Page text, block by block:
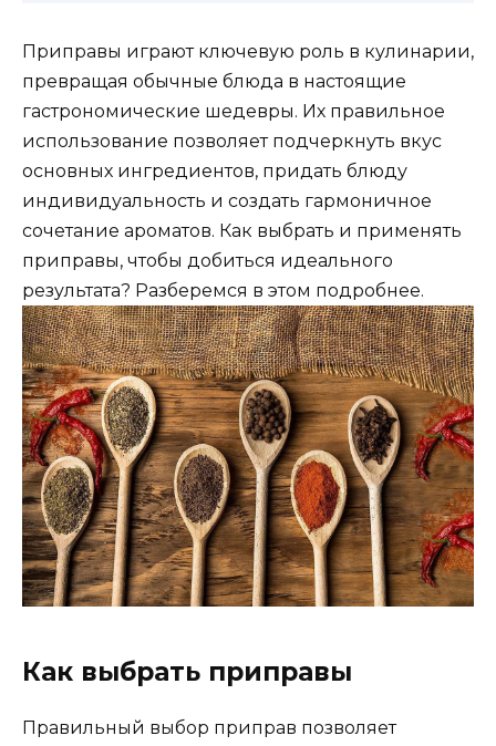
Приправы играют ключевую роль в кулинарии,
превращая обычные блюда в настоящие
гастрономические шедевры. Их правильное
использование позволяет подчеркнуть вкус
основных ингредиентов, придать блюду
индивидуальность и создать гармоничное
сочетание ароматов. Как выбрать и применять
приправы, чтобы добиться идеального
результата? Разберемся в этом подробнее.
Как выбрать приправы
Правильный выбор приправ позволяет